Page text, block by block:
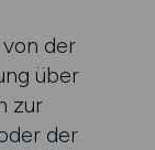
der
über
zur
der